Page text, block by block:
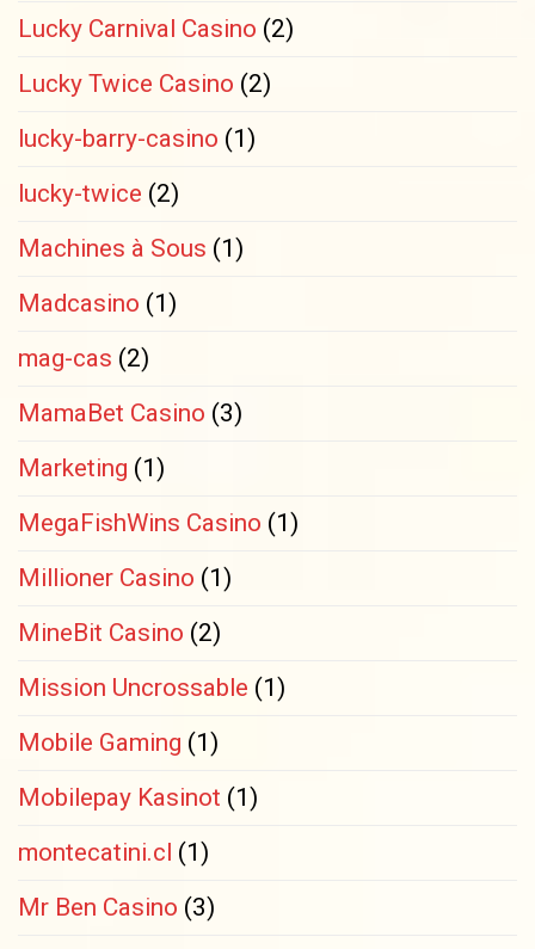
Lucky Carnival Casino (2)
Lucky Twice Casino (2)
lucky-barry-casino (1)
lucky-twice (2)
Machines à Sous (1)
Madcasino (1)
mag-cas (2)
MamaBet Casino (3)
Marketing (1)
MegaFishWins Casino (1)
Millioner Casino (1)
MineBit Casino (2)
Mission Uncrossable (1)
Mobile Gaming (1)
Mobilepay Kasinot (1)
montecatini.cl (1)
Mr Ben Casino (3)